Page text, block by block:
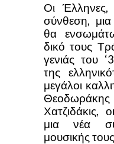
Οι Έλληνες,
σύνθεση,
θα
δικό τους
γενιάς του
της
μεγάλοι
Χατζιδάκις,
μια νέα
μουσικής